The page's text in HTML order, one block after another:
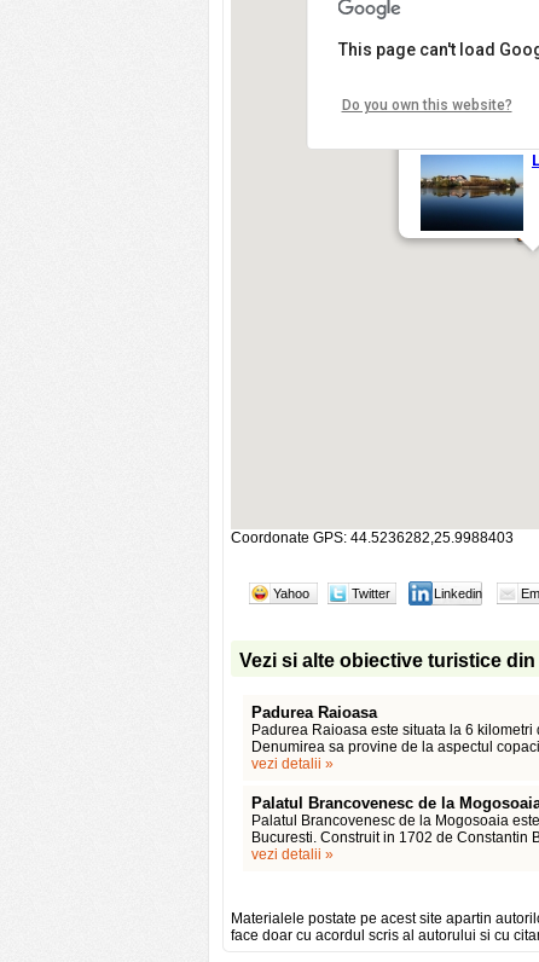
Coordonate GPS: 44.5236282,25.9988403
Yahoo Twitter Linkedin
Vezi si alte obiective turistice
Padurea Raioasa
Padurea Raioasa este situata la 6
Denumirea sa provine de la aspectul
vezi detalii »
Palatul Brancovenesc de la
Palatul Brancovenesc de la Mogosoaia
Bucuresti. Construit in 1702 de Constantin
vezi detalii »
Materialele postate pe acest site apartin
face doar cu acordul scris al autorului si cu